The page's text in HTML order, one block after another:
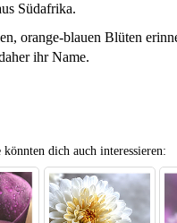
Südafrika.
orange-blauen Blüten
ihr Name.
könnten dich auch interessieren: